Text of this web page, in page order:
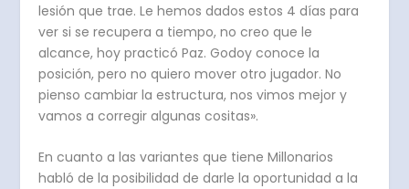
lesión que trae. Le hemos dados estos 4 días para
ver si se recupera a tiempo, no creo que le
alcance, hoy practicó Paz. Godoy conoce la
posición, pero no quiero mover otro jugador. No
pienso cambiar la estructura, nos vimos mejor y
vamos a corregir algunas cositas».
En cuanto a las variantes que tiene Millonarios
habló de la posibilidad de darle la oportunidad a la